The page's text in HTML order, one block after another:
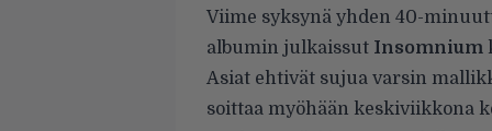
Viime syksynä yhden 40-
albumin julkaissut Insomnium
Asiat ehtivät sujua varsin
soittaa myöhään keskiviikkona